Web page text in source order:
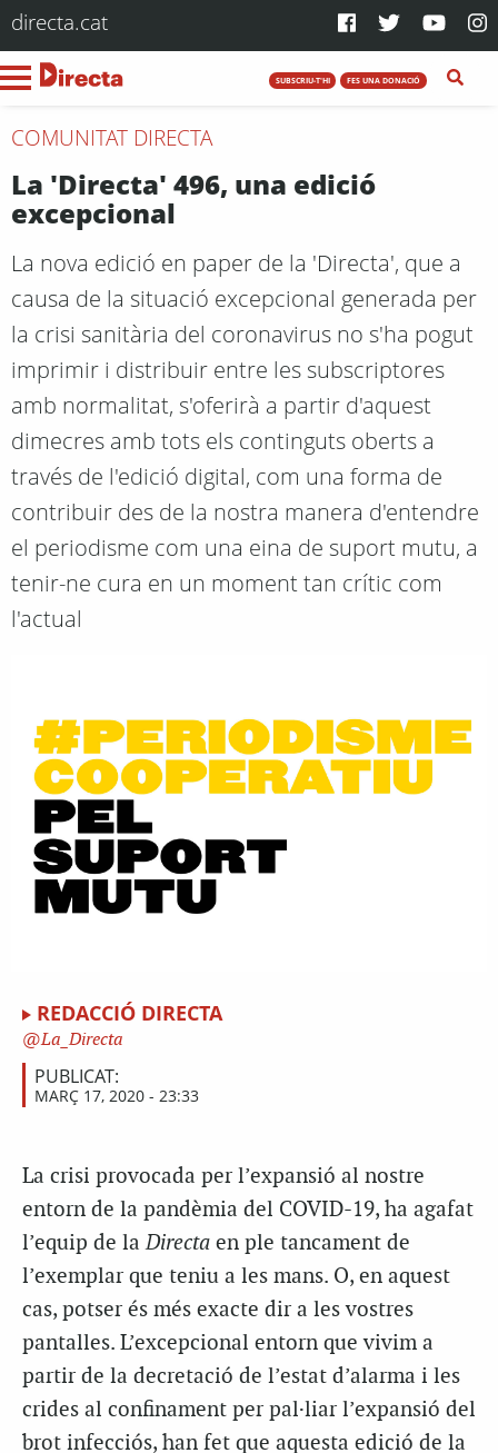
directa.cat
SUBSCRIU-T'HI FES UNA DONACIÓ
COMUNITAT DIRECTA
La 'Directa' 496, una edició
excepcional
La nova edició en paper de la 'Directa', que a
causa de la situació excepcional generada per
la crisi sanitària del coronavirus no s'ha pogut
imprimir i distribuir entre les subscriptores
amb normalitat, s'oferirà a partir d'aquest
dimecres amb tots els continguts oberts a
través de l'edició digital, com una forma de
contribuir des de la nostra manera d'entendre
el periodisme com una eina de suport mutu, a
tenir-ne cura en un moment tan crític com
l'actual
REDACCIÓ DIRECTA
La_Directa
PUBLICAT:
MARÇ 17, 2020 - 23:33
La crisi provocada per l’expansió al nostre
entorn de la pandèmia del COVID-19, ha agafat
l’equip de laDirecta en ple tancament de
l’exemplar que teniu a les mans. O, en aquest
cas, potser és més exacte dir a les vostres
pantalles. L’excepcional entorn que vivim a
partir de la decretació de l’estat d’alarma i les
crides al confinament per pal·liar l’expansió del
brot infecciós, han fet que aquesta edició de la